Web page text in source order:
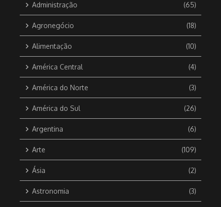
Administração (65)
Agronegócio (18)
Alimentação (10)
América Central (4)
América do Norte (3)
América do Sul (26)
Argentina (6)
Arte (109)
Ásia (2)
Astronomia (3)